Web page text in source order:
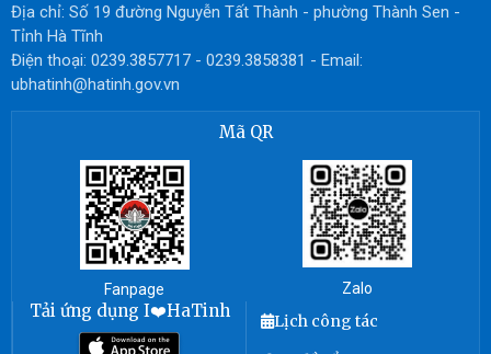
Địa chỉ: Số 19 đường Nguyễn Tất Thành - phường Thành Sen -
Tỉnh Hà Tĩnh
Điện thoại: 0239.3857717 - 0239.3858381 - Email:
ubhatinh@hatinh.gov.vn
Mã QR
Fanpage Zalo
Tải ứng dụng I❤️HaTinh
Lịch công tác